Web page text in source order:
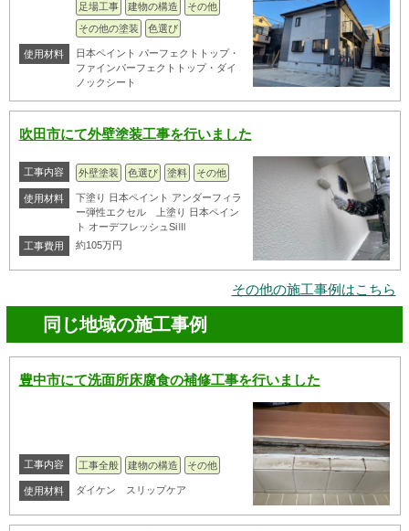
足場工事
建物の構造
その他
その他の塗装
色選び
使用材料
日本ペイント パーフェクトトップ・
ファインパーフェクトトップ・ダイ
ノックシート
吹田市にて外壁塗装工事を行いました
工事内容 外壁塗装 色選び 塗料 その他
使用材料
下塗り 日本ペイント アンダーフィラ
ー弾性エクセル 上塗り 日本ペイン
ト オーデフレッシュSiⅢ
工事費用
約105万円
その他の施工事例はこちら
同じ地域の施工事例
豊中市にて洗面所床腐食の補修工事を行いました
工事内容 工事全般 建物の構造 その他
使用材料 ダイケン スリップケア